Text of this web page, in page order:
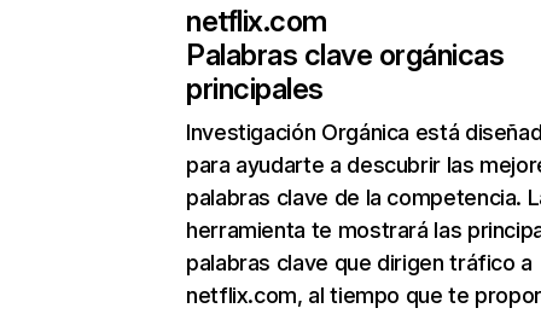
netflix.com
Palabras clave orgánicas
principales
Investigación Orgánica está
para ayudarte a descubrir las
palabras clave de la competencia.
herramienta te mostrará las
palabras clave que dirigen tráfico a
netflix.com, al tiempo que te